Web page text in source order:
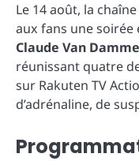
Le 14 août, la chaîne
aux fans une soirée
Claude Van Damme
réunissant quatre
sur Rakuten TV
d’adrénaline, de